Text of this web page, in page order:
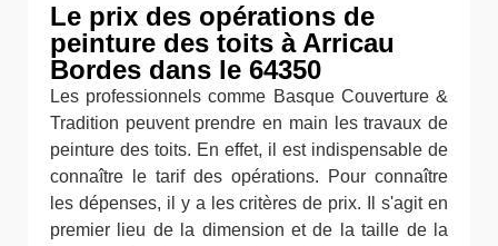
Le prix des opérations de
peinture des toits à Arricau
Bordes dans le 64350
Les professionnels comme Basque Couverture &
Tradition peuvent prendre en main les travaux de
peinture des toits. En effet, il est indispensable de
connaître le tarif des opérations. Pour connaître
les dépenses, il y a les critères de prix. Il s'agit en
premier lieu de la dimension et de la taille de la